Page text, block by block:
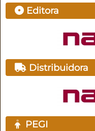
Editora
Distribuidora
PEGI